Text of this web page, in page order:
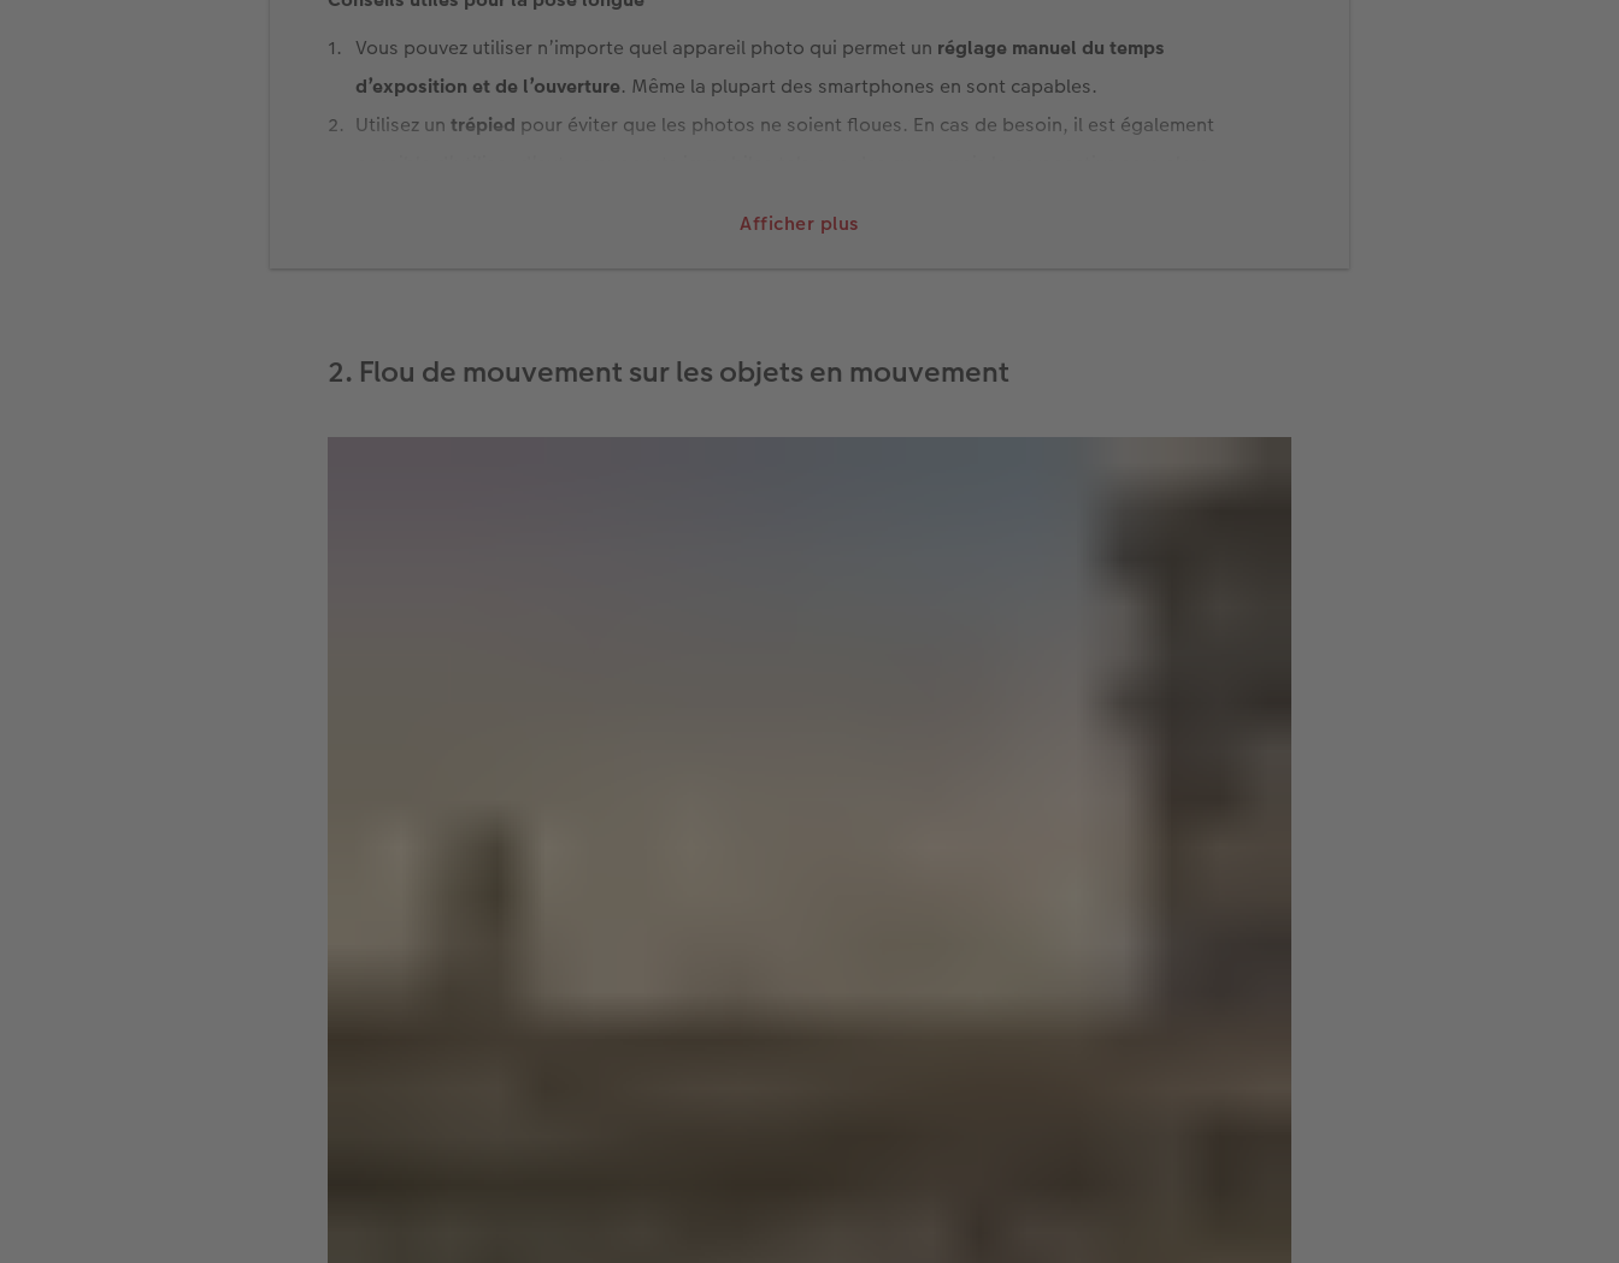
Afficher plus
Vous pouvez utiliser n’importe quel appareil photo qui permet un réglage manuel du temps
d’exposition et de l’ouverture. Même la plupart des smartphones en sont capables.
Utilisez un trépied pour éviter que les photos ne soient floues. En cas de besoin, il est également
, car même le plus petit mouvement lors du déclenchement de la photo peut
prendre quelques essais, mais le chemin vers la photo est également passionnant et amusant.
Pour les longues expositions de jour, vous avez besoin d’un filtre dit
comme des lunettes de soleil pour l’appareil photo, sinon la photo sera surexposée.
2. Flou de mouvement sur les objets en mouvement